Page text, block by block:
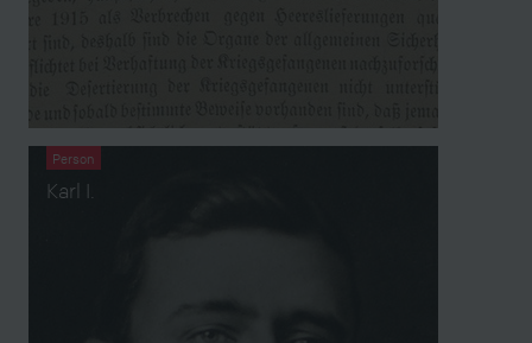
Person
Karl I.